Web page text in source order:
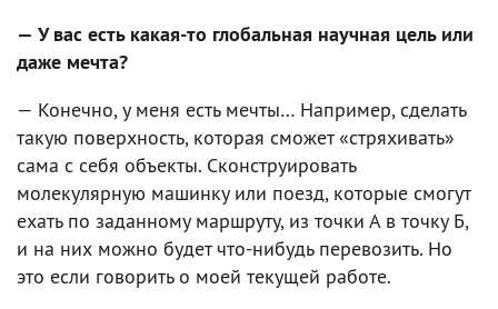
— У вас есть какая-то глобальная научная цель или
даже мечта?
— Конечно, у меня есть мечты… Например, сделать
такую поверхность, которая сможет «стряхивать»
сама с себя объекты. Сконструировать
молекулярную машинку или поезд, которые смогут
ехать по заданному маршруту, из точки А в точку Б,
и на них можно будет что-нибудь перевозить. Но
это если говорить о моей текущей работе.